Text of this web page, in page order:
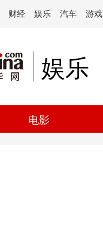
财经 娱乐 汽车 游戏
娱乐
电影